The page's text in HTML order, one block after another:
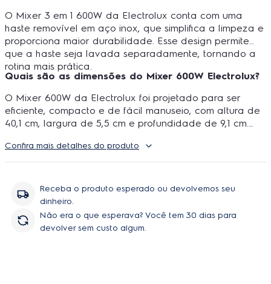
O Mixer 3 em 1 600W da Electrolux conta com uma
haste removível em aço inox, que simplifica a limpeza e
proporciona maior durabilidade. Esse design permite
que a haste seja lavada separadamente, tornando a
rotina mais prática.
Quais são as dimensões do Mixer 600W Electrolux?
O Mixer 600W da Electrolux foi projetado para ser
eficiente, compacto e de fácil manuseio, com altura de
40,1 cm, largura de 5,5 cm e profundidade de 9,1 cm.
leveza e estabilidade no preparo das receitas.
Confira mais detalhes do produto
Receba o produto esperado ou devolvemos seu
dinheiro.
Não era o que esperava? Você tem 30 dias para
devolver sem custo algum.